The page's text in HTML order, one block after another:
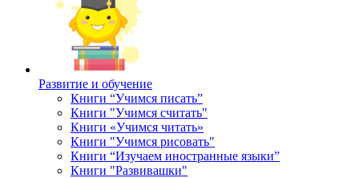
Развитие и обучение
Книги “Учимся писать”
Книги "Учимся считать"
Книги «Учимся читать»
Книги "Учимся рисовать"
Книги “Изучаем иностранные языки”
Книги "Развивашки"